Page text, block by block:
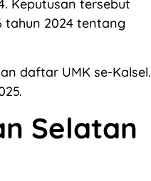
Keputusan tersebut
tahun 2024 tentang
daftar UMK se-Kalsel.
Selatan